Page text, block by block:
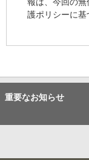
護ポリシーに基
重要なお知らせ